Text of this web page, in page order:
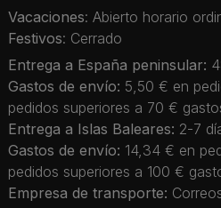
Vacaciones: Abierto horario
Festivos: Cerrado
Entrega a España peninsular:
Gastos de envío: 5,50 € en
pedidos superiores a 70 €
Entrega a Islas Baleares: 2-7
Gastos de envío: 14,34 € en
pedidos superiores a 100 €
Empresa de transporte: